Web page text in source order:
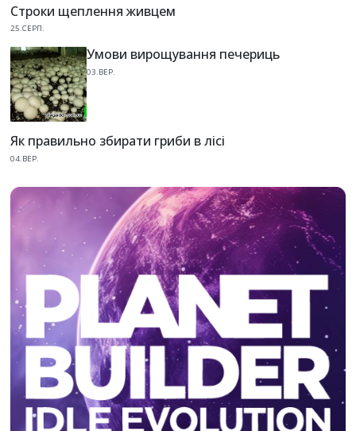
Строки щеплення живцем
25.СЕРП.
Умови вирощування печериць
03.ВЕР.
Як правильно збирати гриби в лісі
04.ВЕР.